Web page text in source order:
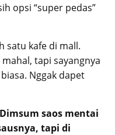
opsi “super pedas”
satu kafe di mall.
tapi sayangnya
Nggak dapet
Dimsum saos mentai
tapi di